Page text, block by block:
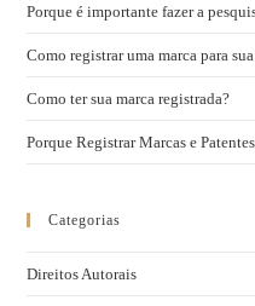
Porque é importante fazer a
Como registrar uma marca para
Como ter sua marca registrada?
Porque Registrar Marcas e
Categorias
Direitos Autorais